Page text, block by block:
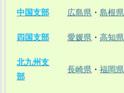
中国支部 広島県 ・ 島根県
四国支部 愛媛県 ・ 高知県
北九州支
部
長崎県 ・ 福岡県